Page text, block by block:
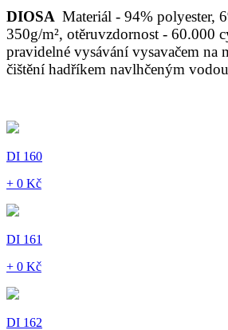
DIOSA Materiál - 94% polyester,
350g/m², otěruvzdornost - 60.000
pravidelné vysávání vysavačem na
čištění hadříkem navlhčeným
DI 160
+ 0 Kč
DI 161
+ 0 Kč
DI 162